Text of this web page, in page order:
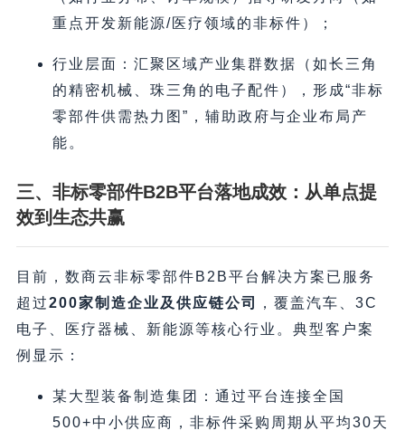
重点开发新能源/医疗领域的非标件）；
行业层面：汇聚区域产业集群数据（如长三角
的精密机械、珠三角的电子配件），形成“非标
零部件供需热力图”，辅助政府与企业布局产
能。
三、非标零部件B2B平台落地成效：从单点提
效到生态共赢
目前，数商云非标零部件B2B平台解决方案已服务
超过200家制造企业及供应链公司
，覆盖汽车、3C
电子、医疗器械、新能源等核心行业。典型客户案
例显示：
某大型装备制造集团：通过平台连接全国
500+中小供应商，非标件采购周期从平均30天